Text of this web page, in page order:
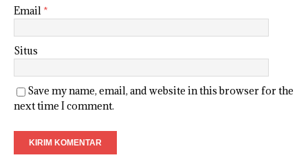
Email *
Situs
Save my name, email, and website in this browser for the
next time I comment.